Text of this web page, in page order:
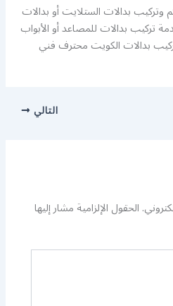
وتركيب بدالات الستلايت أو بدالات
تركيب بدالات للمصاعد أو الأبواب
بدالات الكويت محترف فني
التالي
الحقول الإلزامية مشار إليها